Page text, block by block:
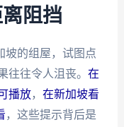
阻挡
坡的组屋，试图点
往往令人沮丧。 在
播放， 在新加坡看
，这些提示背后是